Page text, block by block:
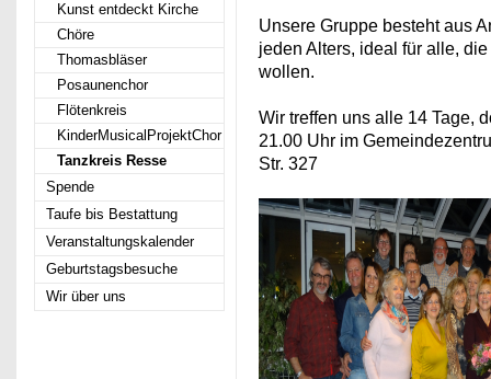
Kunst entdeckt Kirche
Chöre
Thomasbläser
Posaunenchor
Flötenkreis
KinderMusicalProjektChor
Tanzkreis Resse
Spende
Taufe bis Bestattung
Veranstaltungskalender
Geburtstagsbesuche
Wir über uns
Unsere Gruppe besteht aus
jeden Alters, ideal für alle,
wollen.
Wir treffen uns alle 14 Tage,
21.00 Uhr im
Str. 327